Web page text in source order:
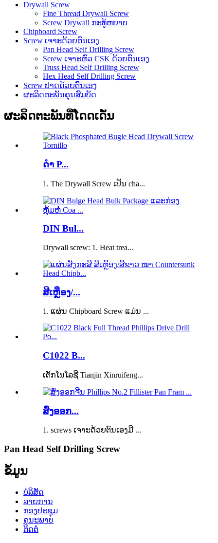
Drywall Screw
Fine Thread Drywall Screw
Screw Drywall ກະທູ້ຫຍາບ
Chipboard Screw
Screw ເຈາະດ້ວຍຕົນເອງ
Pan Head Self Drilling Screw
Screw ເຈາະຫົວ CSK ດ້ວຍຕົນເອງ
Truss Head Self Drilling Screw
Hex Head Self Drilling Screw
Screw ປາດດ້ວຍຕົນເອງ
ຜະລິດຕະພັນຄຸນສົມບັດ
ຜະລິດຕະພັນທີ່ໂດດເດັ່ນ
ດຳ P...
1. The Drywall Screw ເປັນ cha...
DIN Bul...
Drywall screw: 1. Heat trea...
ສີເຫຼືອງ/...
1. ແຜ່ນ Chipboard Screw ແມ່ນ ...
C1022 B...
ເຕັກ​ໂນ​ໂລ​ຊີ Tianjin Xinruifeng...
ສົ່ງອອກ...
1. screws ເຈາະດ້ວຍຕົນເອງມີ ...
Pan Head Self Drilling Screw
ຂໍ້ມູນ
ບໍລິສັດ
ລາຍການ
ກອງປະຊຸມ
ຄຸນະພາບ
ຕິດຕໍ່